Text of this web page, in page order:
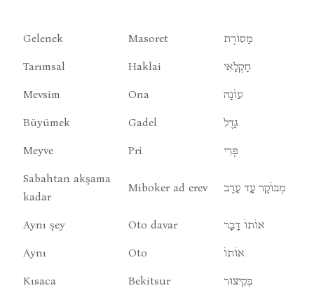
Gelenek Masoret מָסוֹרֶת
Tarımsal Haklai חָקְלָאִי
Mevsim Ona עוֹנָה
Büyümek Gadel גָדֶל
Meyve Pri פְּרִי
Sabahtan akşama
kadar
Miboker ad erev מְבּוֹקֶר עָד עֶרֶב
Aynı şey Oto davar אוֹתוֹ דָבָר
Aynı Oto אוֹתוֹ
Kısaca Bekitsur בְּקִיצוּר